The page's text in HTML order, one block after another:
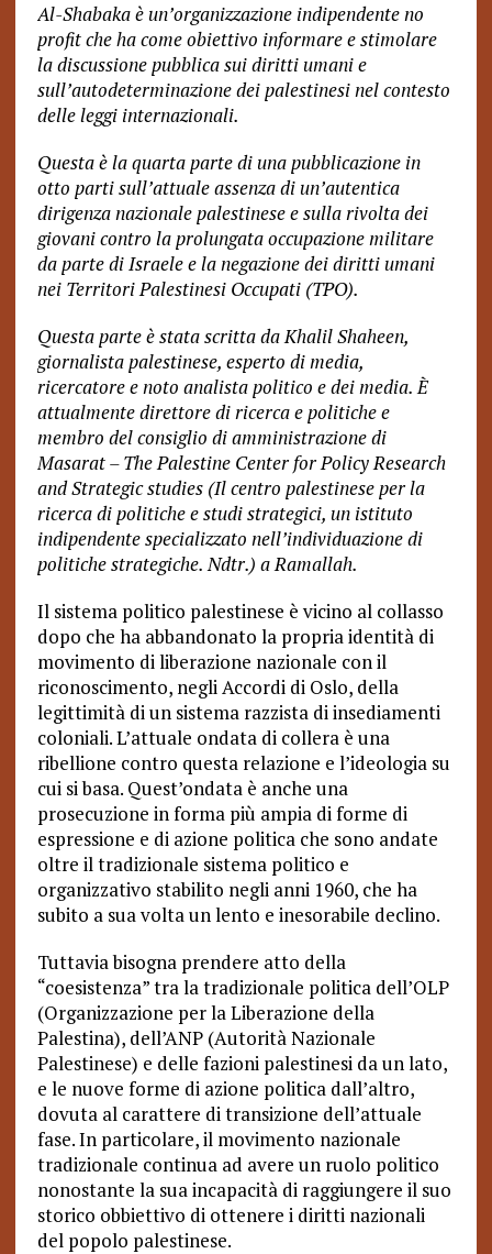
Al-Shabaka è un’organizzazione indipendente no
profit che ha come obiettivo informare e stimolare
la discussione pubblica sui diritti umani e
sull’autodeterminazione dei palestinesi nel contesto
delle leggi internazionali.
Questa è la quarta parte di una pubblicazione in
otto parti sull’attuale assenza di un’autentica
dirigenza nazionale palestinese e sulla rivolta dei
giovani contro la prolungata occupazione militare
da parte di Israele e la negazione dei diritti umani
nei Territori Palestinesi Occupati (TPO).
Questa parte è stata scritta da Khalil Shaheen,
giornalista palestinese, esperto di media,
ricercatore e noto analista politico e dei media. È
attualmente direttore di ricerca e politiche e
membro del consiglio di amministrazione di
Masarat – The Palestine Center for Policy Research
and Strategic studies (Il centro palestinese per la
ricerca di politiche e studi strategici, un istituto
indipendente specializzato nell’individuazione di
politiche strategiche. Ndtr.) a Ramallah.
Il sistema politico palestinese è vicino al collasso
dopo che ha abbandonato la propria identità di
movimento di liberazione nazionale con il
riconoscimento, negli Accordi di Oslo, della
legittimità di un sistema razzista di insediamenti
coloniali. L’attuale ondata di collera è una
ribellione contro questa relazione e l’ideologia su
cui si basa. Quest’ondata è anche una
prosecuzione in forma più ampia di forme di
espressione e di azione politica che sono andate
oltre il tradizionale sistema politico e
organizzativo stabilito negli anni 1960, che ha
subito a sua volta un lento e inesorabile declino.
Tuttavia bisogna prendere atto della
“coesistenza” tra la tradizionale politica dell’OLP
(Organizzazione per la Liberazione della
Palestina), dell’ANP (Autorità Nazionale
Palestinese) e delle fazioni palestinesi da un lato,
e le nuove forme di azione politica dall’altro,
dovuta al carattere di transizione dell’attuale
fase. In particolare, il movimento nazionale
tradizionale continua ad avere un ruolo politico
nonostante la sua incapacità di raggiungere il suo
storico obbiettivo di ottenere i diritti nazionali
del popolo palestinese.